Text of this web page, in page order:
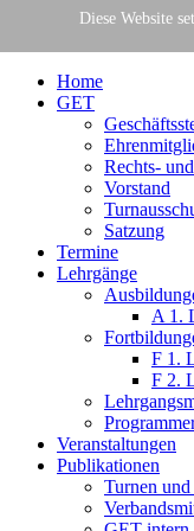
Gemeinschaft Essener
Home
GET
Rechts-
Vorstand
Satzung
Termine
Lehrgänge
A 1.
F 1.
F 2.
Veranstaltungen
Publikationen
Turnen
Diese Website